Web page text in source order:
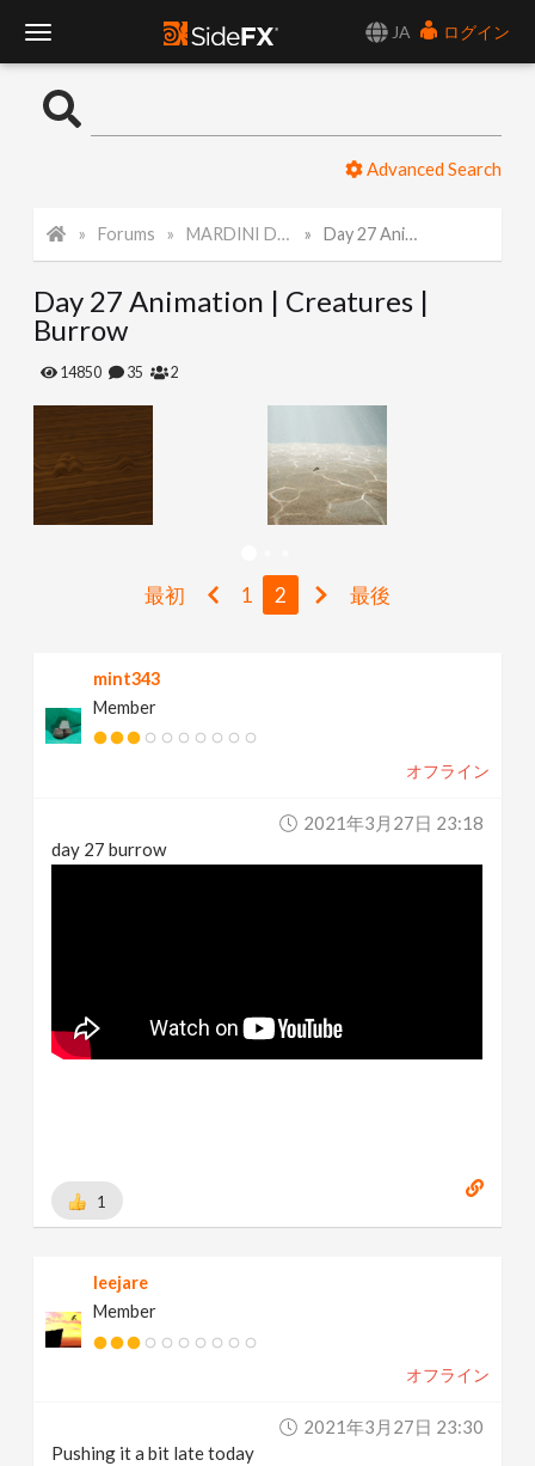
JA
ログイン
o
l
e
a
Advanced Search
Forums MARDINI Daily Challenge 2021 Day 27 Animation | Creatures | Burrow
Day 27 Animation | Creatures |
Burrow
14850 35 2
最初 1 2 最後
mint343
Member
オフライン
2021年3月27日 23:18
day 27 burrow
1
leejare
Member
オフライン
2021年3月27日 23:30
Pushing it a bit late today